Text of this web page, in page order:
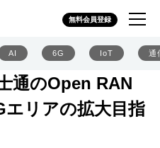
無料会員登録
AI 6G IoT 通
通のOpen RAN
リアの拡大目指